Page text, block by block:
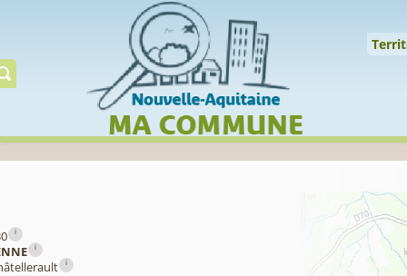
Gérer préserver
i
i
i
Cookies management panel